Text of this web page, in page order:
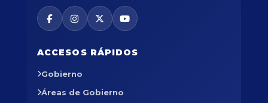
ACCESOS RÁPIDOS
Gobierno
Áreas de Gobierno